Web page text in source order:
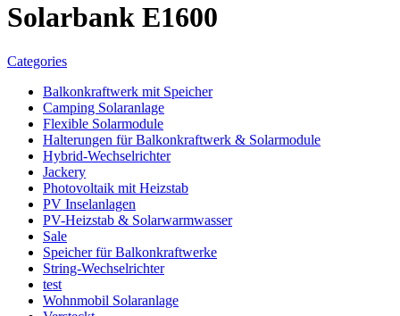
Solarbank E1600
Categories
Balkonkraftwerk mit Speicher
Camping Solaranlage
Flexible Solarmodule
Halterungen für Balkonkraftwerk & Solarmodule
Hybrid-Wechselrichter
Jackery
Photovoltaik mit Heizstab
PV Inselanlagen
PV-Heizstab & Solarwarmwasser
Sale
Speicher für Balkonkraftwerke
String-Wechselrichter
test
Wohnmobil Solaranlage